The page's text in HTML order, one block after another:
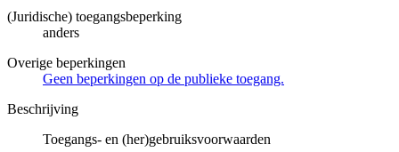
(Juridische) toegangsbeperking
anders
Overige beperkingen
Geen beperkingen op de publieke toegang.
Beschrijving
Toegangs- en (her)gebruiksvoorwaarden